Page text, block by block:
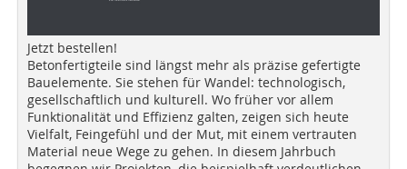
Jetzt bestellen!
Betonfertigteile sind längst mehr als präzise gefertigte
Bauelemente. Sie stehen für Wandel: technologisch,
gesellschaftlich und kulturell. Wo früher vor allem
Funktionalität und Effizienz galten, zeigen sich heute
Vielfalt, Feingefühl und der Mut, mit einem vertrauten
Material neue Wege zu gehen. In diesem Jahrbuch